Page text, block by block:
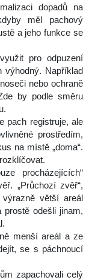
dopadů na
měl pachový
a jeho funkce se
pro odpuzení
výhodný. Například
nebo ochraně
by podle směru
pach registruje, ale
prostředím,
na místě „doma“.
procházejících“
„Průchozí zvěř“,
větší areál
odešli jinam,
menší areál a ze
se s páchnoucí
zapachovali celý